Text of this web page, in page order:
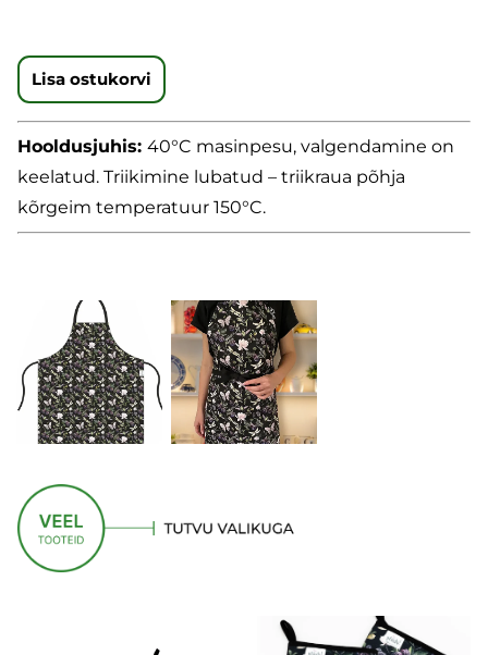
Lisa ostukorvi
Hooldusjuhis: 40°C masinpesu, valgendamine on
keelatud. Triikimine lubatud – triikraua põhja
kõrgeim temperatuur 150°C.